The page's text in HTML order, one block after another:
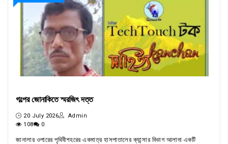
গল্পের জোনাকিতে স্মরজিৎ দত্ত
20 July 2026
Admin
108
0
জানালার ওপারের পৃথিবীশহরের একমাত্র হাসপাতালের ক্যান্সার বিভাগ আলাদা একটি